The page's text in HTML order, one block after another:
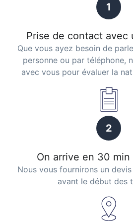
1
Prise de contact avec
Que vous ayez besoin de
personne ou par téléphone,
avec vous pour évaluer la
2
On arrive en 30
Nous vous fournirons un
avant le début des